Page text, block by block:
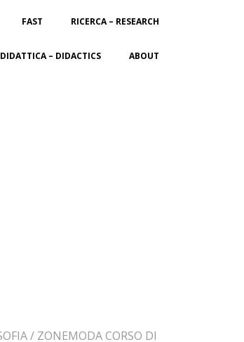
FAST RICERCA – RESEARCH
DIDATTICA – DIDACTICS ABOUT
/ ZONEMODA CORSO DI